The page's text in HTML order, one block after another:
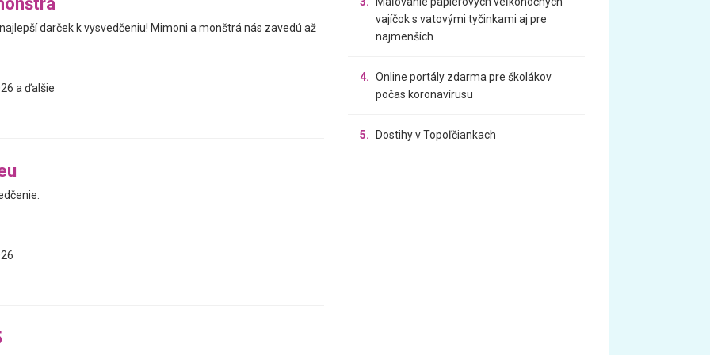
darček k vysvedčeniu! Mimoni a monštrá nás zavedú až
a ďalšie
vajíčok s vatovými tyčinkami aj pre
najmenších
4. Online portály zdarma pre školákov
počas koronavírusu
5. Dostihy v Topoľčiankach